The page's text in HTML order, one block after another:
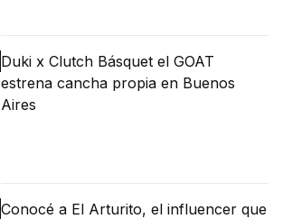
Duki x Clutch Básquet el GOAT
estrena cancha propia en Buenos
Aires
Conocé a El Arturito, el influencer que